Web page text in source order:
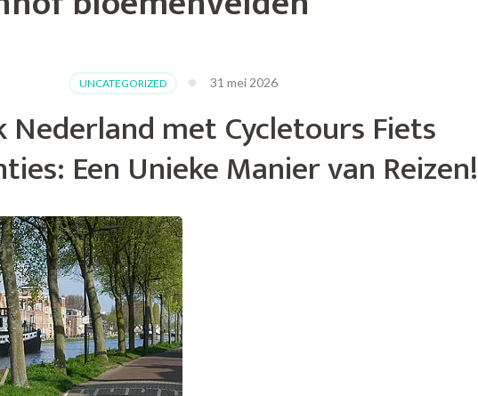
UNCATEGORIZED 31 mei 2026
Nederland met Cycletours Fiets
Een Unieke Manier van Reizen!